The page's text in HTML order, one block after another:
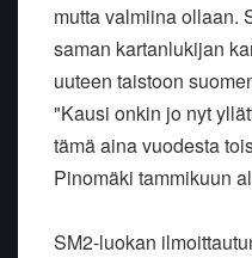
mutta valmiina ollaan.
saman kartanlukijan
uuteen taistoon
"Kausi onkin jo nyt
tämä aina vuodesta
Pinomäki tammikuun
SM2-luokan